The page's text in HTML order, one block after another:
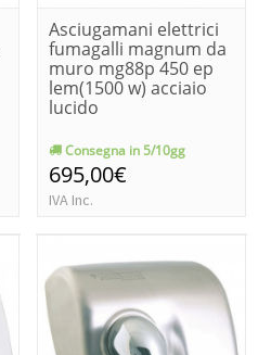
Asciugamani elettrici
fumagalli magnum da
muro mg88p 450 ep
lem(1500 w) acciaio
lucido
Consegna in 5/10gg
695,00€
IVA Inc.